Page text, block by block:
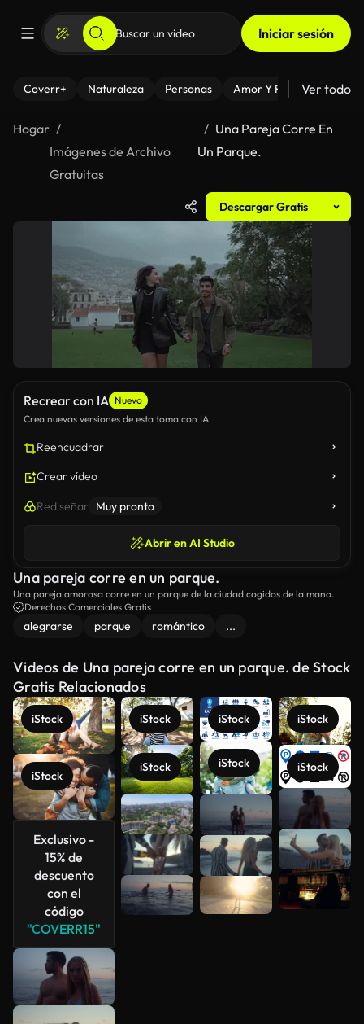
Iniciar sesión
Coverr+ Naturaleza Personas Amor Y Relaciones
Ver todo
Hogar
Imágenes de Archivo
Gratuitas
Una Pareja Corre En
Un Parque.
Descargar Gratis
Recrear con IA Nuevo
Crea nuevas versiones de esta toma con IA
Reencuadrar
Crear vídeo
Rediseñar Muy pronto
Abrir en AI Studio
Una pareja corre en un parque.
Una pareja amorosa corre en un parque de la ciudad cogidos de la mano.
Derechos Comerciales Gratis
alegrarse parque romántico ...
Videos de Una pareja corre en un parque. de Stock
Gratis Relacionados
iStock
iStock
Exclusivo -
15% de
descuento
con el
código
"COVERR15"
iStock
iStock
iStock
iStock
iStock
iStock
Ver más